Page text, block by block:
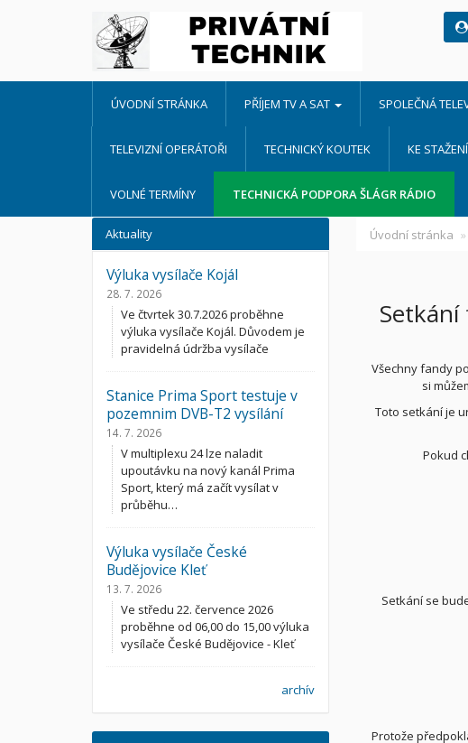
ÚVODNÍ STRÁNKA PŘÍJEM TV A SAT SPOLEČNÁ
TELEVIZNÍ OPERÁTOŘI TECHNICKÝ KOUTEK KE STAŽENÍ
VOLNÉ TERMÍNY TECHNICKÁ PODPORA ŠLÁGR RÁDIO
Úvodní stránka
Všechny fandy
si
Toto setkání je
Pokud
Setkání se
Protože
Aktuality
Výluka vysílače Kojál
28. 7. 2026
Ve čtvrtek 30.7.2026 proběhne
výluka vysílače Kojál. Důvodem je
pravidelná údržba vysílače
Stanice Prima Sport testuje v
pozemnim DVB-T2 vysílání
14. 7. 2026
V multiplexu 24 lze naladit
upoutávku na nový kanál Prima
Sport, který má začít vysílat v
průběhu…
Výluka vysílače České
Budějovice Kleť
13. 7. 2026
Ve středu 22. července 2026
proběhne od 06,00 do 15,00 výluka
vysílače České Budějovice - Kleť
archív